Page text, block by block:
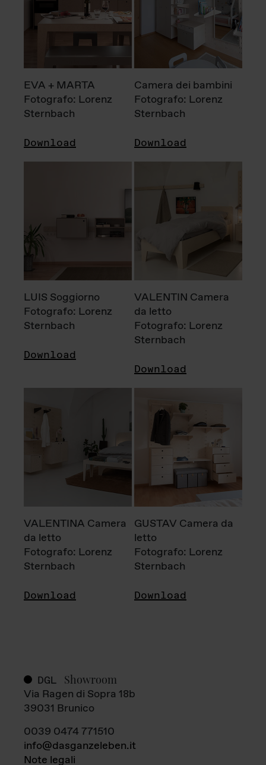
EVA + MARTA
Fotografo: Lorenz
Sternbach
Download
Camera dei bambini
Fotografo: Lorenz
Sternbach
Download
LUIS Soggiorno
Fotografo: Lorenz
Sternbach
Download
VALENTIN Camera
da letto
Fotografo: Lorenz
Sternbach
Download
VALENTINA Camera
da letto
Fotografo: Lorenz
Sternbach
Download
GUSTAV Camera da
letto
Fotografo: Lorenz
Sternbach
Download
DGL Showroom
Via Ragen di Sopra 18b
39031 Brunico
0039 0474 771510
info@dasganzeleben.it
Note legali